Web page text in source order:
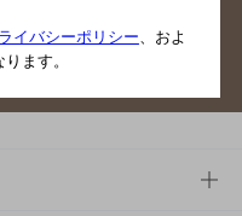
感想
イバシーポリシー、およ
ます。